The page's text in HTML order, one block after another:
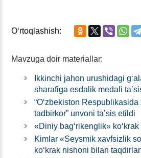
Oʻrtoqlashish:
Mavzuga doir materiallar:
Ikkinchi jahon urushidagi
sharafiga esdalik medali
“Oʻzbekiston Respublikasida
tadbirkor” unvoni ta’sis etildi
«Diniy bagʻrikenglik»
Kimlar «Seysmik хavfsizlik
koʻkrak nishoni bilan